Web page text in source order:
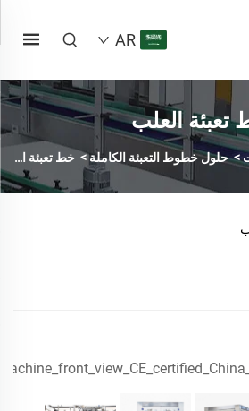
AR
تعبئة العلب
>حلول خطوط التعبئة الكاملة> خط تعبئة العلب